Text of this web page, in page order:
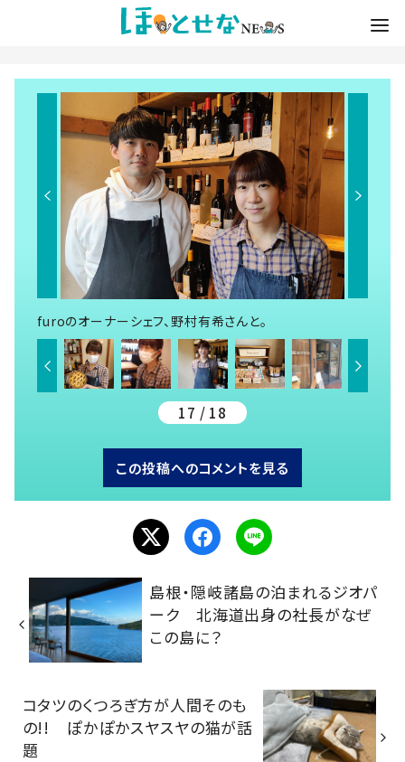
furoのオーナーシェフ、野村有希さんと。
17 / 18
この投稿へのコメントを見る
島根・隠岐諸島の泊まれるジオパ
ーク 北海道出身の社長がなぜ
この島に？
コタツのくつろぎ方が人間そのも
の!! ぽかぽかスヤスヤの猫が話
題